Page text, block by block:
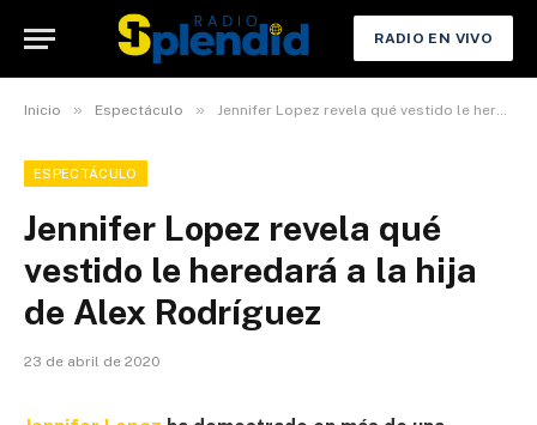
RADIO EN VIVO
Inicio » Espectáculo » Jennifer Lopez revela qué vestido le heredará a la hija de Alex Rodríguez
ESPECTÁCULO
Jennifer Lopez revela qué
vestido le heredará a la hija
de Alex Rodríguez
23 de abril de 2020